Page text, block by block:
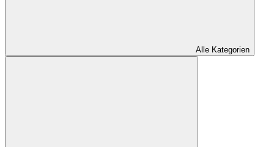
Alle Kategorien